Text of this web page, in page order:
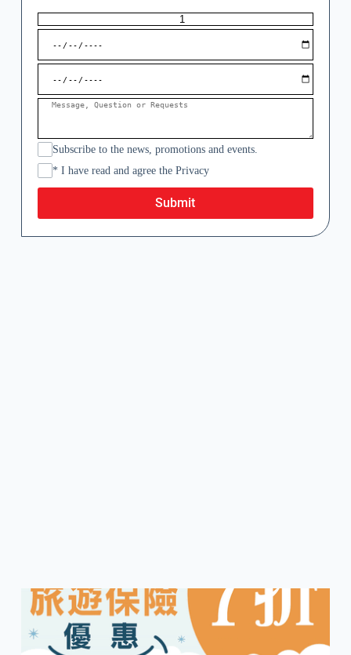
Subscribe to the news, promotions and events.
* I have read and agree the Privacy
Submit